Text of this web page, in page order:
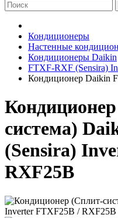
Кондиционеры
Настенные
Кондиционеры Daikin
FTXF-RXF (Sensira)
Кондиционер Daikin
система)
(Sensira)
RXF25B